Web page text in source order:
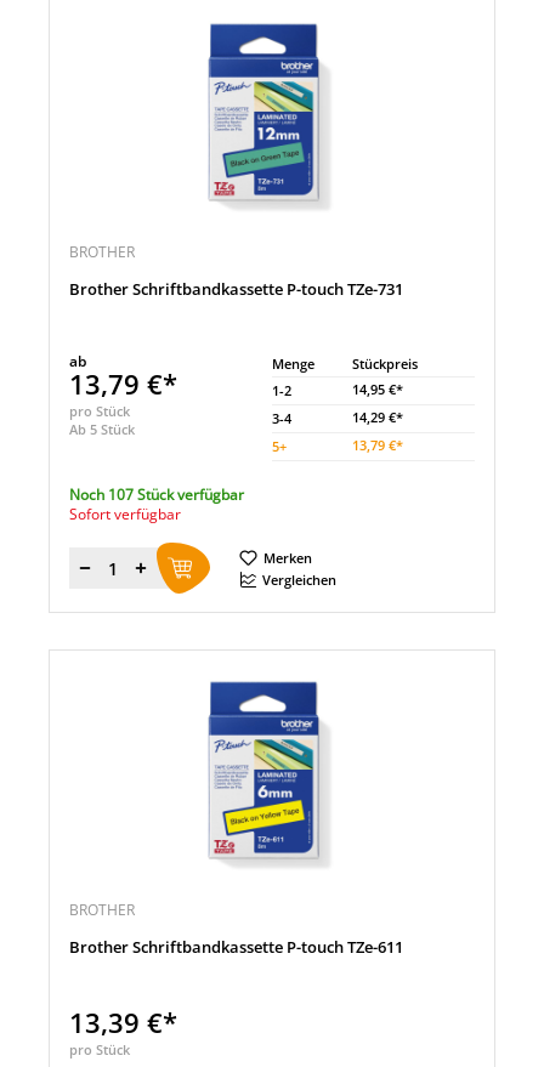
BROTHER
Brother Schriftbandkassette P-touch TZe-731
ab
13,79 €*
pro Stück
Ab 5 Stück
Menge
Stückpreis
1-2
14,95 €*
3-4
14,29 €*
5+ 13,79 €*
Noch 107 Stück verfügbar
Sofort verfügbar
Menge
Merken
Vergleichen
BROTHER
Brother Schriftbandkassette P-touch TZe-611
13,39 €*
pro Stück